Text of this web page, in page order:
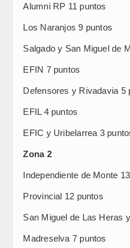
Alumni RP 11 puntos
Los Naranjos 9 puntos
Salgado y San Miguel de
EFIN 7 puntos
Defensores y Rivadavia 5
EFIL 4 puntos
EFIC y Uribelarrea 3
Zona 2
Independiente de Monte
Provincial 12 puntos
San Miguel de Las Heras
Madreselva 7 puntos